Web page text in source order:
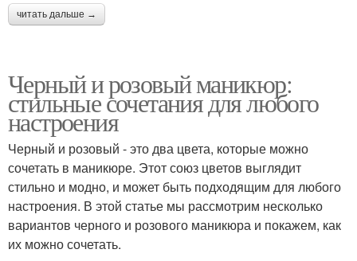
читать дальше →
Черный и розовый маникюр:
стильные сочетания для любого
настроения
Черный и розовый - это два цвета, которые можно
сочетать в маникюре. Этот союз цветов выглядит
стильно и модно, и может быть подходящим для любого
настроения. В этой статье мы рассмотрим несколько
вариантов черного и розового маникюра и покажем, как
их можно сочетать.